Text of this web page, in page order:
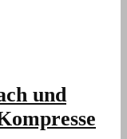
und